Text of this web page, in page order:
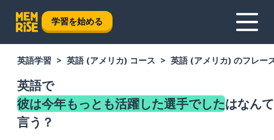
学習を始める
英語学習 英語 (アメリカ) コース 英語 (アメリカ) のフレー
英語で
彼は今年もっとも活躍した選手でしたはなんて
言う？